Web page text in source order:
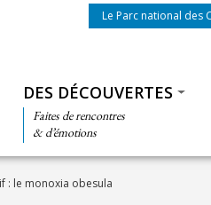
Menu du parc
Le Parc national des
DES DÉCOUVERTES
Faites de rencontres
& d’émotions
: le monoxia obesula